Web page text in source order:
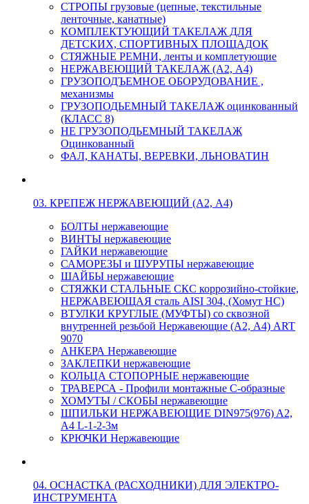
СТРОПЫ грузовые (цепные, текстильные
ленточные, канатные)
КОМПЛЕКТУЮЩИЙ ТАКЕЛАЖ ДЛЯ
ДЕТСКИХ, СПОРТИВНЫХ ПЛОЩАДОК
СТЯЖНЫЕ РЕМНИ, ленты и комплетующие
НЕРЖАВЕЮЩИЙ ТАКЕЛАЖ (А2, А4)
ГРУЗОПОДЪЕМНОЕ ОБОРУДОВАНИЕ ,
механизмы
ГРУЗОПОДЬЕМНЫЙ ТАКЕЛАЖ оцинкованный
(КЛАСС 8)
НЕ ГРУЗОПОДЬЕМНЫЙ ТАКЕЛАЖ
Оцинкованный
ФАЛ, КАНАТЫ, ВЕРЕВКИ, ЛЬНОВАТИН
03. КРЕПЕЖ НЕРЖАВЕЮЩИЙ (А2, А4)
БОЛТЫ нержавеющие
ВИНТЫ нержавеющие
ГАЙКИ нержавеющие
САМОРЕЗЫ и ШУРУПЫ нержавеющие
ШАЙБЫ нержавеющие
СТЯЖКИ СТАЛЬНЫЕ СКС коррозийно-стойкие,
НЕРЖАВЕЮЩАЯ сталь AISI 304, (Хомут НС)
ВТУЛКИ КРУГЛЫЕ (МУФТЫ) со сквозной
внутренней резьбой Нержавеющие (А2, А4) ART
9070
АНКЕРА Нержавеющие
ЗАКЛЕПКИ нержавеющие
КОЛЬЦА СТОПОРНЫЕ нержавеющие
ТРАВЕРСА - Профили монтажные С-образные
ХОМУТЫ / СКОБЫ нержавеющие
ШПИЛЬКИ НЕРЖАВЕЮЩИЕ DIN975(976) A2,
А4 L-1-2-3м
КРЮЧКИ Нержавеющие
04. ОСНАСТКА (РАСХОДНИКИ) ДЛЯ ЭЛЕКТРО-
ИНСТРУМЕНТА